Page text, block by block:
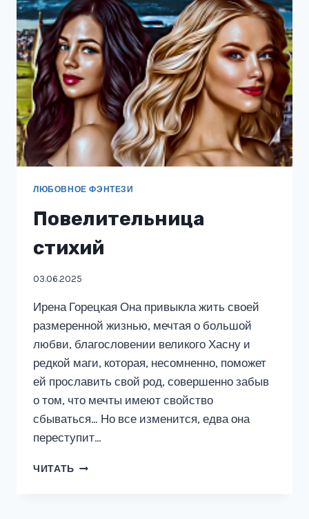
ЛЮБОВНОЕ ФЭНТЕЗИ
Повелительница
стихий
03.06.2025
Ирена Горецкая Она привыкла жить своей
размеренной жизнью, мечтая о большой
любви, благословении великого Хасну и
редкой маги, которая, несомненно, поможет
ей прославить свой род, совершенно забыв
о том, что мечты имеют свойство
сбываться… Но все изменится, едва она
переступит…
ЧИТАТЬ ПОВЕЛИТЕЛЬНИЦА